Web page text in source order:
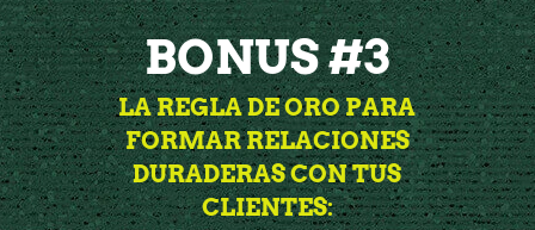
BONUS #3
LA REGLA DE ORO PARA
FORMAR RELACIONES
DURADERAS CON TUS
CLIENTES: